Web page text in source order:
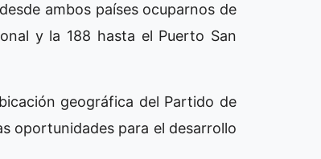
ambos países ocuparnos de
y la 188 hasta el Puerto San
geográfica del Partido de
oportunidades para el desarrollo